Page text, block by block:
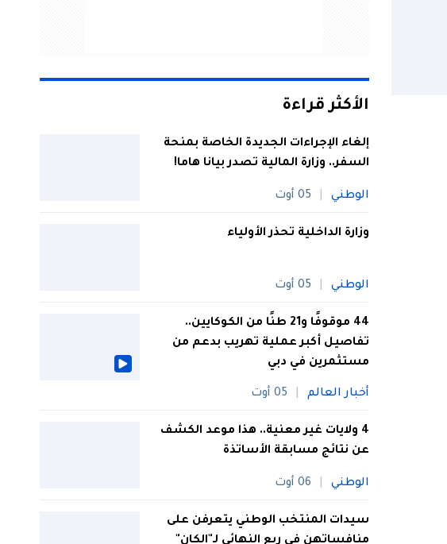
الأكثر قراءة
إلغاء الإجراءات الجديدة الخاصة بمنحة
السفر.. وزارة المالية تصدر بيانا هاما!
الوطني 05 أوت
وزارة الداخلية تحذر الأولياء
الوطني 05 أوت
44 موقوفًا و21 طنًا من الكوكايين..
تفاصيل أكبر عملية تهريب بدعم من
مستثمرين في دبي
أخبار العالم 05 أوت
4 ولايات غير معنية.. هذا موعد الكشف
عن نتائج مسابقة الأساتذة
الوطني 06 أوت
سيدات المنتخب الوطني يتعرفن على
منافساتهن في ربع النهائي لـ"الكان"